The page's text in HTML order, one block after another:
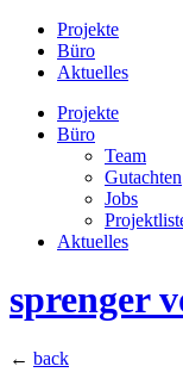
Projekte
Büro
Aktuelles
Projekte
Büro
Team
Gutachten
Jobs
Aktuelles
sprenger
← back